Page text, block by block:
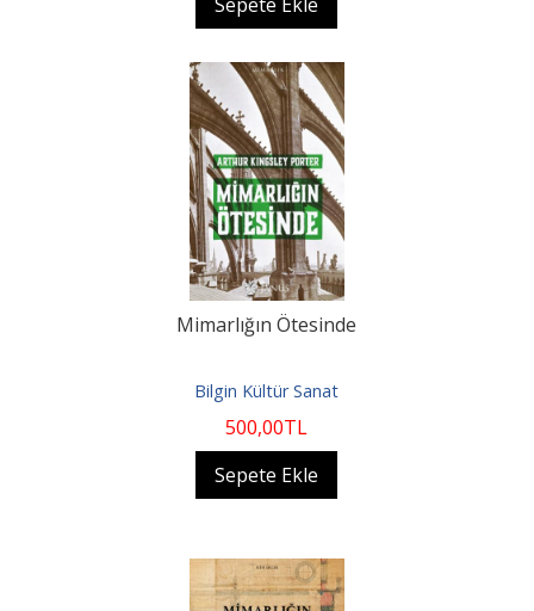
Mimarlığın Ötesinde
Bilgin Kültür Sanat
500,00TL
Sepete Ekle